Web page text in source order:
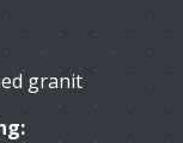
granit